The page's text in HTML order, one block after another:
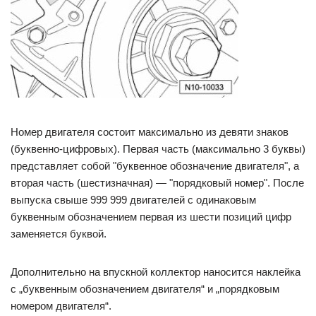
Номер двигателя состоит максимально из девяти знаков
(буквенно-цифровых). Первая часть (максимально 3 буквы)
представляет собой "буквенное обозначение двигателя", а
вторая часть (шестизначная) — "порядковый номер". После
выпуска свыше 999 999 двигателей с одинаковым
буквенным обозначением первая из шести позиций цифр
заменяется буквой.
Дополнительно на впускной коллектор наносится наклейка
с „буквенным обозначением двигателя“ и „порядковым
номером двигателя“.